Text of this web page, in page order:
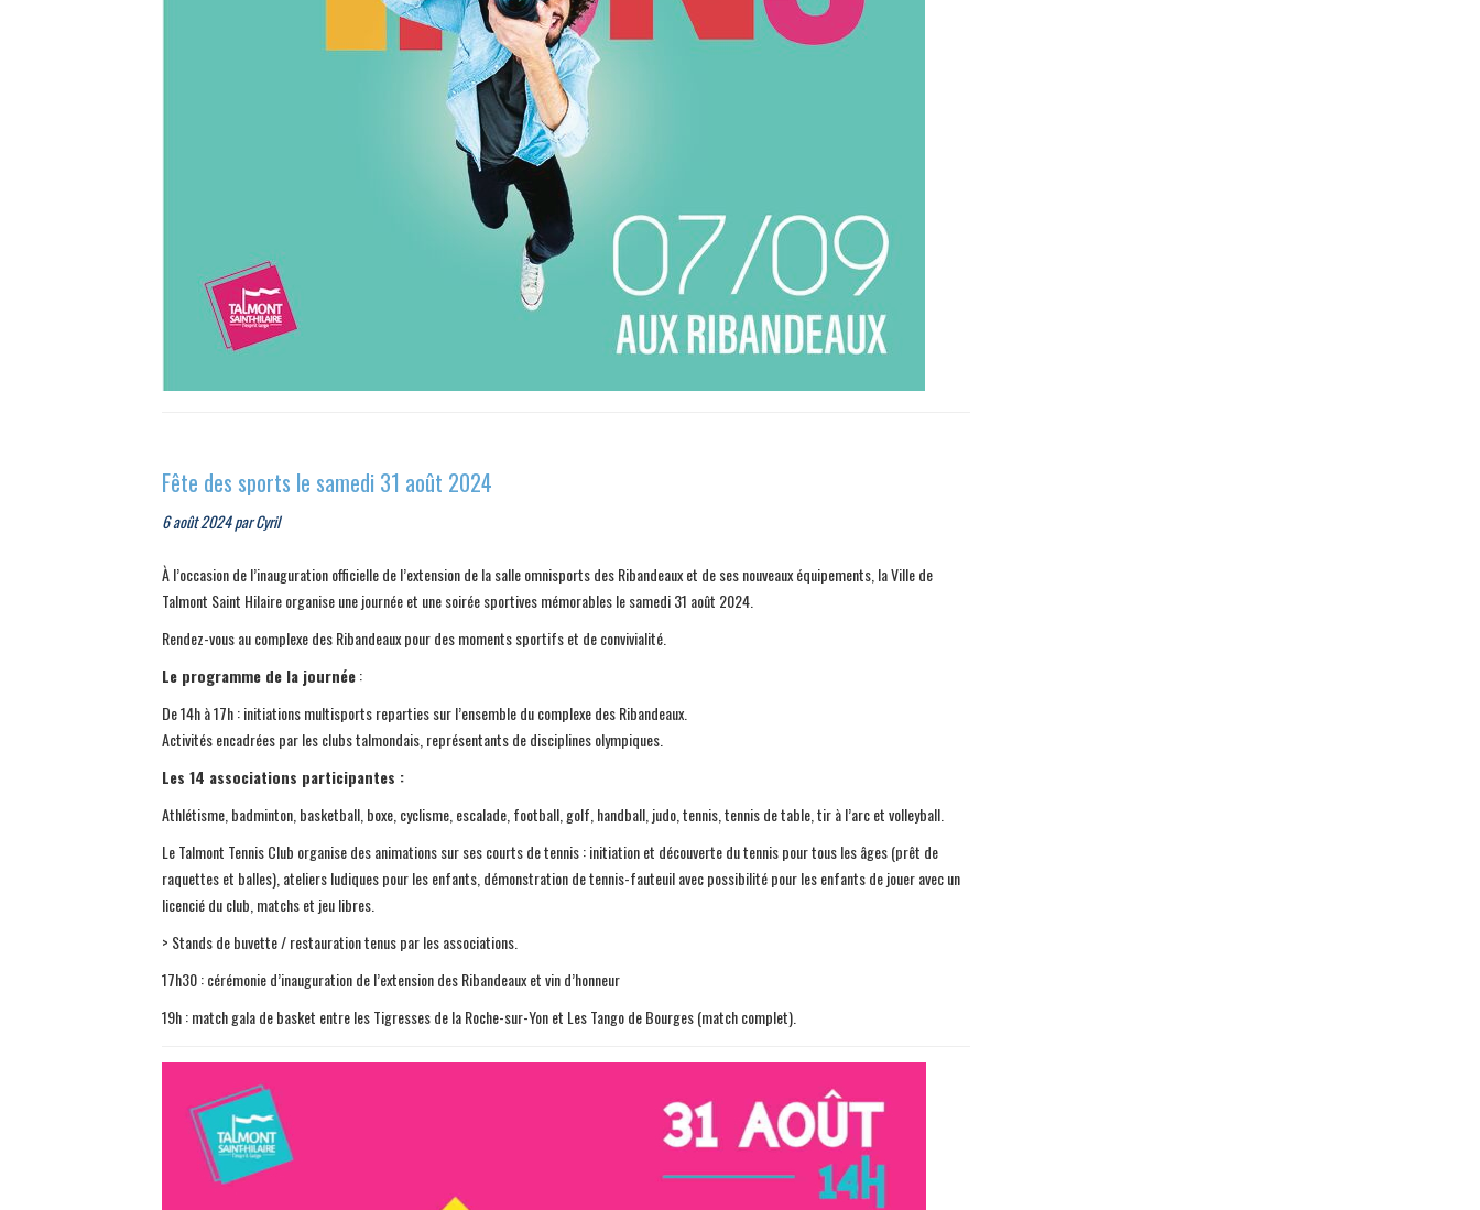
Fête des sports le samedi 31 août 2024
6 août 2024parCyril
À l’occasion de l’inauguration officielle de l’extension de la salle omnisports des Ribandeaux et de ses nouveaux équipements, la Ville de
Talmont Saint Hilaire organise une journée et une soirée sportives mémorables le samedi 31 août 2024.
Rendez-vous au complexe des Ribandeaux pour des moments sportifs et de convivialité.
Le programme de la journée:
De 14h à 17h : initiations multisports reparties sur l’ensemble du complexe des Ribandeaux.
Activités encadrées par les clubs talmondais, représentants de disciplines olympiques.
Les 14 associations participantes :
Athlétisme, badminton, basketball, boxe, cyclisme, escalade, football, golf, handball, judo, tennis, tennis de table, tir à l’arc et volleyball.
Le Talmont Tennis Club organise des animations sur ses courts de tennis : initiation et découverte du tennis pour tous les âges (prêt de
raquettes et balles), ateliers ludiques pour les enfants, démonstration de tennis-fauteuil avec possibilité pour les enfants de jouer avec un
licencié du club, matchs et jeu libres.
> Stands de buvette / restauration tenus par les associations.
17h30 : cérémonie d’inauguration de l’extension des Ribandeaux et vin d’honneur
19h : match gala de basket entre les Tigresses de la Roche-sur-Yon et Les Tango de Bourges (match complet).